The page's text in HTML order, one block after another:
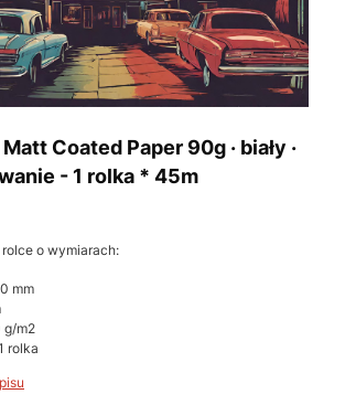
Coated Paper 90g · biały ·
- 1 rolka * 45m
o wymiarach:
mm
g/m2
rolka